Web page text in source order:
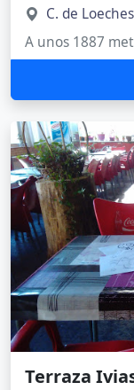
C. de
A unos 1887
Terraza